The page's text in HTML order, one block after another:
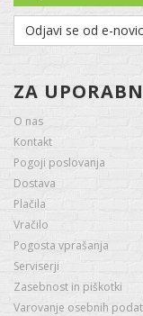
Odjavi se od e-novic
ZA
O nas
Kontakt
Pogoji poslovanja
Dostava
Plačila
Vračilo
Pogosta vprašanja
Serviserji
Zasebnost in piškotki
Varovanje osebnih